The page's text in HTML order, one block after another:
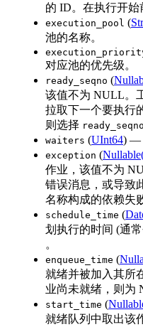
的 ID。在执行开始
execution_pool (
池的名称。
对应池的优先级。
ready_seqno (
该值不为 NULL。
拉取下一个要执行
则选择 ready_seqno
waiters (UInt64) —
exception (
作业，该值不为
错误消息，或导致
名称构成的依赖失
schedule_time (
划执行的时间 (通
。
enqueue_time (
就绪并被加入其所
业尚未就绪，则为
start_time (
就绪队列中取出该